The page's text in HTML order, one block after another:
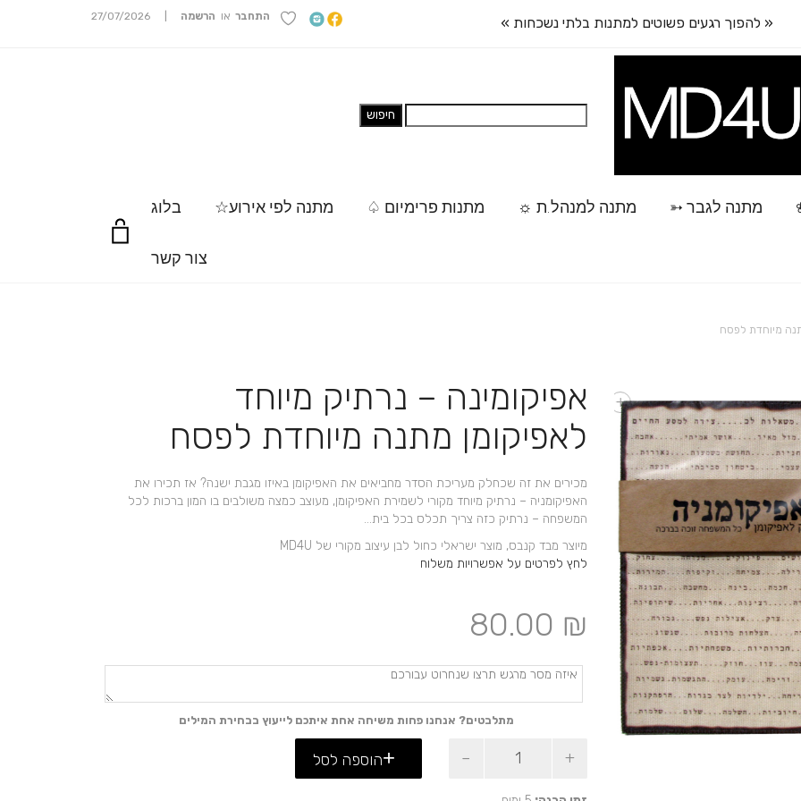
« להפוך רגעים פשוטים למתנות בלתי נשכחות » התחבר או הרשמה 27/07/2026
מתנה לגבר ➳ מתנה למנהל.ת ☼ מתנות פרימיום ♤ מתנה לפי אירוע☆ בלוג
צור קשר
מיוחדת לפסח
+
אפיקומינה – נרתיק מיוחד
לאפיקומן מתנה מיוחדת לפסח
מכירים את זה שכחלק מעריכת הסדר מחביאים את האפיקומן באיזו מגבת ישנה? אז תכירו את
האפיקומניה – נרתיק מיוחד מקורי לשמירת האפיקומן, מעוצב כמצה משולבים בו המון ברכות לכל
המשפחה – נרתיק כזה צריך תכלס בכל בית…
מיוצר מבד קנבס, מוצר ישראלי כחול לבן עיצוב מקורי של MD4U
לחץ לפרטים על אפשרויות משלוח
80.00 ₪
מתלבטים? אנחנו פחות משיחה אחת איתכם לייעוץ בבחירת המילים
הוספה לסל